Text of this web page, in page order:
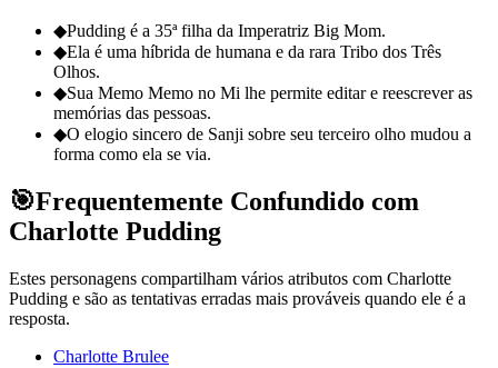
◆Pudding é a 35ª filha da Imperatriz Big Mom.
◆Ela é uma híbrida de humana e da rara Tribo dos Três
Olhos.
◆Sua Memo Memo no Mi lhe permite editar e reescrever as
memórias das pessoas.
◆O elogio sincero de Sanji sobre seu terceiro olho mudou a
forma como ela se via.
🎯Frequentemente Confundido com
Charlotte Pudding
Estes personagens compartilham vários atributos com Charlotte
Pudding e são as tentativas erradas mais prováveis quando ele é a
resposta.
Charlotte Brulee